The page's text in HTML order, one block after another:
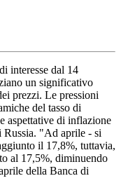
interesse dal 14
un significativo
prezzi. Le pressioni
del tasso di
aspettative di inflazione
Russia. "Ad aprile - si
il 17,8%, tuttavia,
al 17,5%, diminuendo
della Banca di